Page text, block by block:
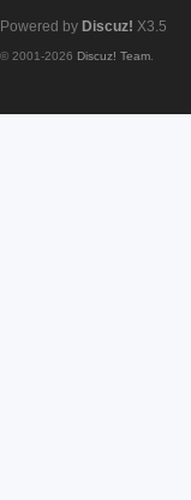
Powered by Discuz! X3.5
© 2001-2026 Discuz! Team